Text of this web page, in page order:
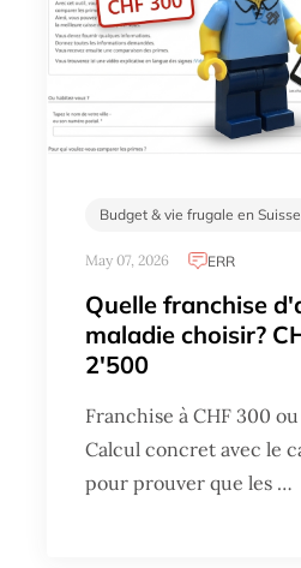
Budget & vie frugale en Suisse
May 07, 2026 ERR
Quelle franchise
maladie choisir?
2'500
Franchise à CHF 300
Calcul concret avec le
pour prouver que les …